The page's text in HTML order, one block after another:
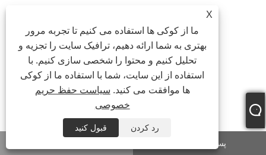
X
ما از کوکی ها استفاده می کنیم تا تجربه مرور
بهتری به شما ارائه دهیم، ترافیک سایت را تجزیه و
تحلیل کنیم و محتوا را شخصی سازی کنیم. با
استفاده از این سایت، شما با استفاده ما از کوکی
ها موافقت می کنید. سیاست حفظ حریم
خصوصی
رد کردن
قبول کنید
پست الکترونیک